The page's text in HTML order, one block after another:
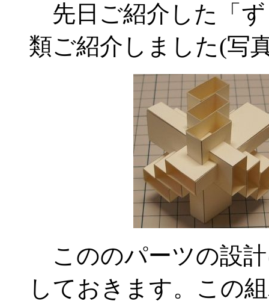
先日ご紹介した「ず
類ご紹介しました(写
こののパーツの設
しておきます。この